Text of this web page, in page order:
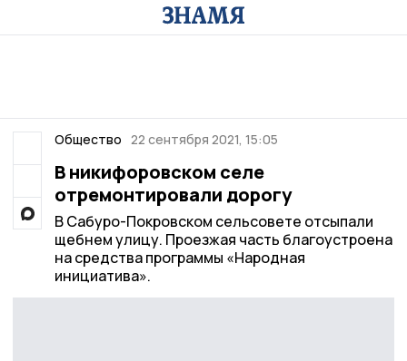
Общество 22 сентября 2021, 15:05
В никифоровском селе
отремонтировали дорогу
В Сабуро-Покровском сельсовете отсыпали
щебнем улицу. Проезжая часть благоустроена
на средства программы «Народная
инициатива».